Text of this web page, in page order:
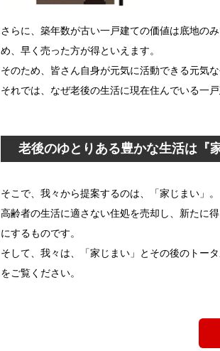
さらに、築年数が古い一戸建ての価値は底地の
め、早く売った方が得といえます。
そのため、皆さん自身が元気に活動できる元気
それでは、なぜ老後の生活に現在住んでいる一
老後のゆとりある豊かな生活は『
そこで、我々から提案するのは、「家じまい」。
高齢者の生活に適さない住処を売却し、新たに
にするものです。
そして、我々は、「家じまい」とその後のトー
をご覧ください。